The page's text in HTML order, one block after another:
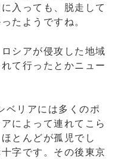
入っても、脱走して
たようですね。
シアが侵攻した地域
て行ったとかニュー
ベリアには多くのポ
によって連れてこら
とんどが孤児でし
字です。その後東京